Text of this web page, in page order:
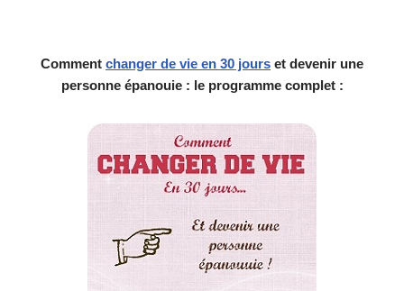
Comment changer de vie en 30 jours et devenir une
personne épanouie : le programme complet :